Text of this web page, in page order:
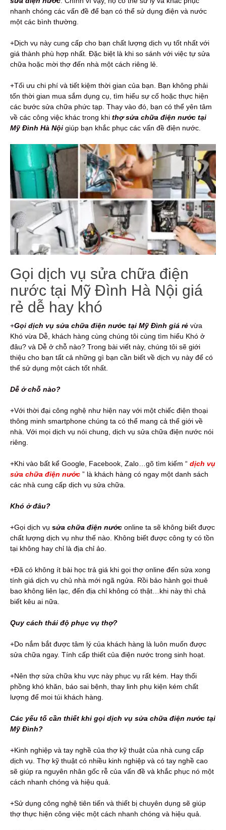
nhanh chóng các vấn đề để bạn có thể sử dụng điện và nước
một các bình thường.
+Dịch vụ này cung cấp cho bạn chất lượng dịch vụ tốt nhất với
giá thành phù hợp nhất. Đặc biệt là khi so sánh với việc tự sửa
chữa hoặc mời thợ đến nhà một cách riêng lẻ.
+Tối ưu chi phí và tiết kiệm thời gian của bạn. Bạn không phải
tốn thời gian mua sắm dụng cụ, tìm hiểu sự cố hoặc thực hiện
các bước sửa chữa phức tạp. Thay vào đó, bạn có thể yên tâm
về các công việc khác trong khi thợsửa chữa điện nước tại
Mỹ Đình Hà Nội giúp bạn khắc phục các vấn đề điện nước.
Gọi dịch vụ sửa chữa điện
nước tại Mỹ Đình Hà Nội giá
rẻ dễ hay khó
+Gọi dịch vụ sửa chữa điện nước tại Mỹ Đình giá rẻ vừa
Khó vừa Dễ, khách hàng cùng chúng tôi cùng tìm hiểu Khó ở
đâu? và Dễ ở chỗ nào? Trong bài viết này, chúng tôi sẽ giới
thiệu cho bạn tất cả những gì bạn cần biết về dịch vụ này để có
thể sử dụng một cách tốt nhất.
Dễ ở chỗ nào?
+Với thời đại công nghệ như hiện nay với một chiếc điện thoại
thông minh smartphone chúng ta có thể mang cả thế giới về
nhà. Với mọi dịch vụ nói chung, dịch vụ sửa chữa điện nước nói
riêng.
+Khi vào bất kể Google, Facebook, Zalo…gõ tìm kiếm “ dịch vụ
sửa chữa điện nước ” là khách hàng có ngay một danh sách
các nhà cung cấp dịch vụ sửa chữa.
Khó ở đâu?
+Gọi dịch vụ sửa chữa điện nước online ta sẽ không biết được
chất lượng dịch vụ như thế nào. Không biết được công ty có tồn
tại không hay chỉ là địa chỉ ảo.
+Đã có không ít bài học trả giá khi gọi thợ online đến sửa xong
tính giá dịch vụ chủ nhà mới ngã ngửa. Rồi bảo hành gọi thuê
bao không liên lạc, đến địa chỉ không có thật…khi này thì chả
biết kêu ai nữa.
Quy cách thái độ phục vụ thợ?
+Do nắm bắt được tâm lý của khách hàng là luôn muốn được
sửa chữa ngay. Tính cấp thiết của điện nước trong sinh hoạt.
+Nên thợ sửa chữa khu vực này phục vụ rất kém. Hay thổi
phồng khó khăn, báo sai bệnh, thay linh phụ kiện kém chất
lượng để moi túi khách hàng.
Các yếu tố cần thiết khi gọi dịch vụ sửa chữa điện nước tại
Mỹ Đình?
+Kinh nghiệp và tay nghề của thợ kỹ thuật của nhà cung cấp
dịch vụ. Thợ kỹ thuật có nhiều kinh nghiệp và có tay nghề cao
sẽ giúp ra nguyên nhân gốc rễ của vấn đề và khắc phục nó một
cách nhanh chóng và hiệu quả.
+Sử dụng công nghệ tiên tiến và thiết bị chuyên dụng sẽ giúp
thợ thực hiện công việc một cách nhanh chóng và hiệu quả.